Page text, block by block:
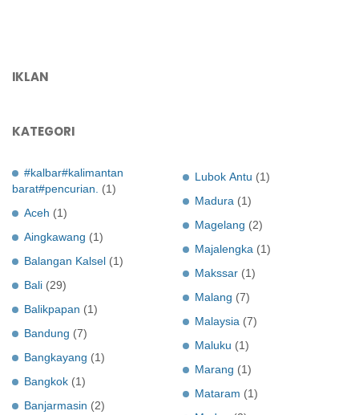
IKLAN
KATEGORI
#kalbar#kalimantan
barat#pencurian.
(1)
Aceh (1)
Aingkawang (1)
Balangan Kalsel (1)
Bali (29)
Balikpapan (1)
Bandung (7)
Bangkayang (1)
Bangkok (1)
Banjarmasin (2)
Lubok Antu (1)
Madura (1)
Magelang (2)
Majalengka (1)
Makssar (1)
Malang (7)
Malaysia (7)
Maluku (1)
Marang (1)
Mataram (1)